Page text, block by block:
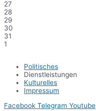
27
28
29
30
31
1
Politisches
Dienstleistungen
Kulturelles
Impressum
Facebook Telegram Youtube